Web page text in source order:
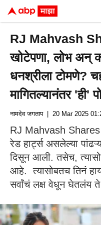
RJ Mahvash
खोटेपणा, लोभ अन्
धनश्रीला टोमणे?
मागितल्यानंतर 'ही'
नामदेव जगताप| 20 Mar 2025
RJ Mahvash Shares
रेड हार्ट्स असलेल्या
दिसून आली. तसेच,
आहे. त्यासोबतच तिनं
सर्वांचं लक्ष वेधून घेतलंय